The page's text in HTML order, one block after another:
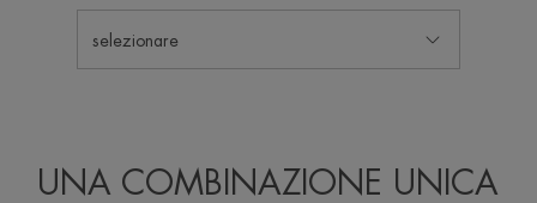
selezionare
UNA COMBINAZIONE UNICA